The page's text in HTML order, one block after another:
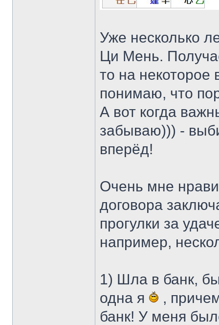
Уже несколько
Ци Мень.
то на
понимаю, что
А вот когда
забываю))) -
вперёд!
Очень мне
договора
прогулки за
например,
1) Шла в банк,
одна я
,
банк! У меня